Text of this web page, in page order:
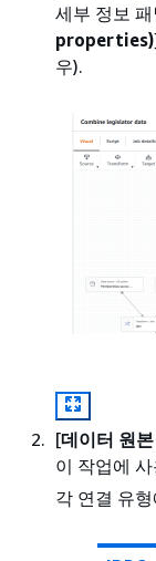
세부 정보
properties)
우).
[데이터 원
이 작업에
각 연결 유